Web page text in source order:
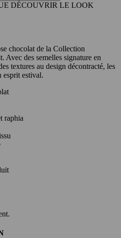
DÉCOUVRIR LE LOOK
chocolat de la Collection
des semelles signature en
textures au design décontracté, les
esprit estival.
raphia